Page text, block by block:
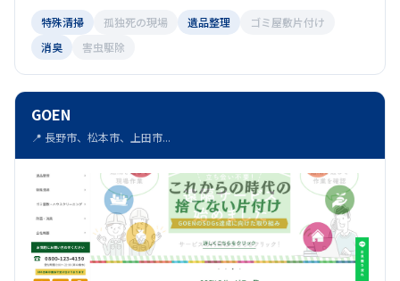
特殊清掃 孤独死の現場 遺品整理
ゴミ屋敷片付け
消臭
害虫駆除
GOEN
📍 長野市、松本市、上田市...